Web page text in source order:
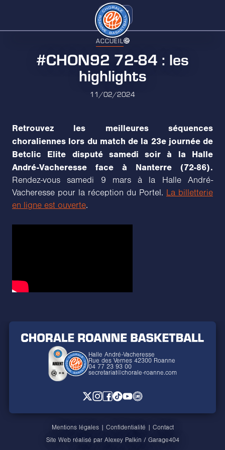
ACCUEIL
#CHON92 72-84 : les
highlights
11/02/2024
Retrouvez les meilleures séquences
choraliennes lors du match de la 23e journée de
Betclic Elite disputé samedi soir à la Halle
André-Vacheresse face à Nanterre (72-86).
Rendez-vous samedi 9 mars à la Halle André-
Vacheresse pour la réception du Portel. La billetterie
en ligne est ouverte.
Halle André-Vacheresse
Rue des Vernes 42300 Roanne
04 77 23 93 00
secretariat@chorale-roanne.com
Mentions légales| Confidentialité | Contact
Site Web réalisé par Alexey Palkin / Garage404